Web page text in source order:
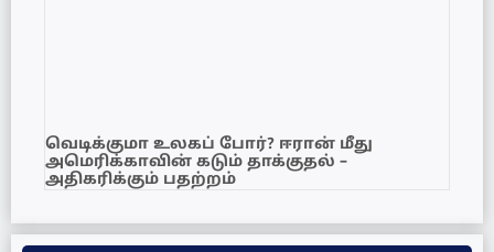
வெடிக்குமா உலகப் போர்? ஈரான் மீது
அமெரிக்காவின் கடும் தாக்குதல் –
அதிகரிக்கும் பதற்றம்